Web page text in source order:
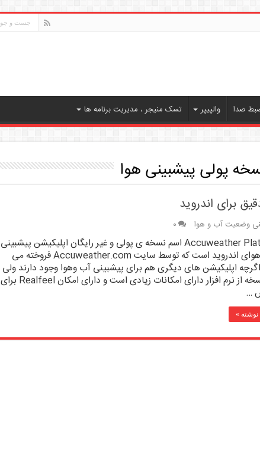
صدا والپیپر تسک منیجر ، مدیریت برنامه ها
پولی پیشبینی هوا
برای اندروید
وضعیت آب و هوا ۰
Accuweather Platinum اسم نسخه ی پولی و غیر رایگان اپلیکیشن پیشبینی
آب و هوای اندروید است که توسط سایت Accuweather.com فروخته می
اپلیکیشن های دیگری هم برای پیشبینی آب وهوا وجود دارند ولی
این نسخه از نرم افزار دارای امکانات زیادی است و دارای امکان Realfeel برای
…
نوشته »